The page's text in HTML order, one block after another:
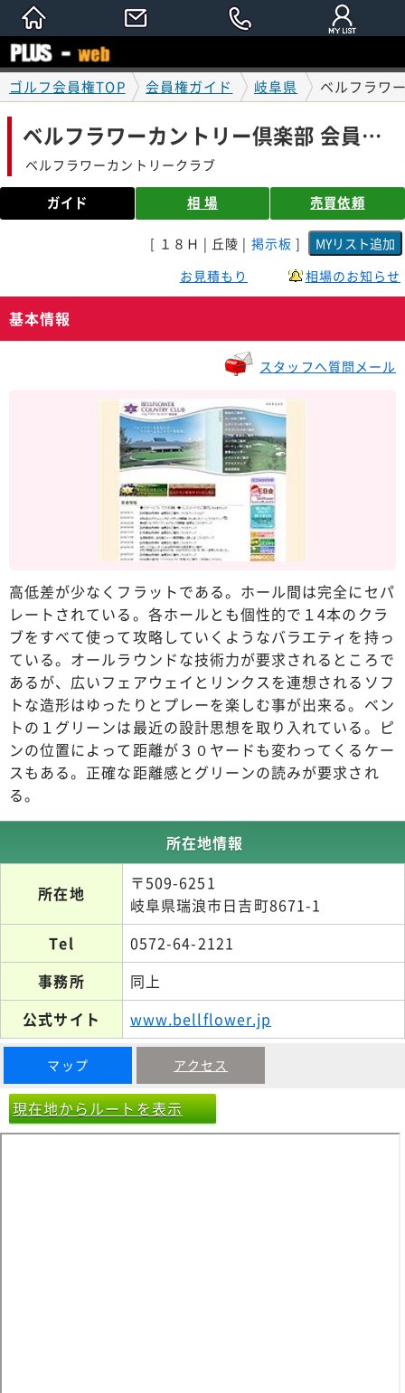
ゴルフ会員権TOP 会員権ガイド 岐阜県 ベルフラワ
ベルフラワーカントリー倶楽部 会員権ガイド
ベルフラワーカントリークラブ
ガイド 相 場 売買依頼
[ １８Ｈ | 丘陵 | 掲示板 ]
お見積もり
相場のお知らせ
基本情報
スタッフへ質問メール
高低差が少なくフラットである。ホール間は完全にセパ
レートされている。各ホールとも個性的で１4本のクラ
ブをすべて使って攻略していくようなバラエティを持っ
ている。オールラウンドな技術力が要求されるところで
あるが、広いフェアウェイとリンクスを連想されるソフ
トな造形はゆったりとプレーを楽しむ事が出来る。ベン
トの１グリーンは最近の設計思想を取り入れている。ピ
ンの位置によって距離が３０ヤードも変わってくるケー
スもある。正確な距離感とグリーンの読みが要求され
る。
所在地情報
所在地
〒509-6251
岐阜県瑞浪市日吉町8671-1
Tel
0572-64-2121
事務所
同上
公式サイト
www.bellflower.jp
マップ アクセス
現在地からルートを表示